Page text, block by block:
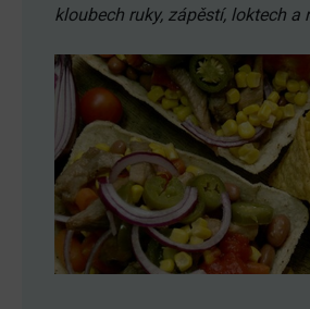
kloubech ruky, zápěstí, loktech a